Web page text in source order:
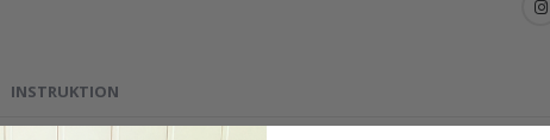
INSTRUKTION